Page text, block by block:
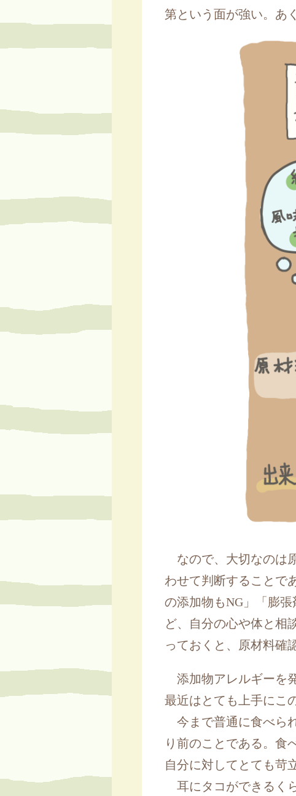
第という面が強い。あ
なので、大切なのは
わせて判断することで
の添加物もNG」「膨
ど、自分の心や体と相
っておくと、原材料確
添加物アレルギーを
最近はとても上手にこ
今まで普通に食べら
り前のことである。食
自分に対してとても苛
耳にタコができるく